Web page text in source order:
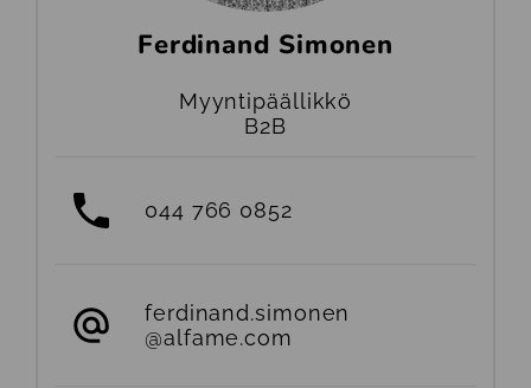
Ferdinand Simonen
Myyntipäällikkö
B2B
044 766 0852
ferdinand.simonen
@alfame.com